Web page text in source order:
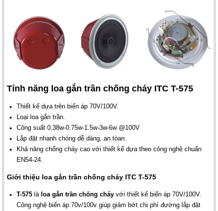
Tính năng loa gắn trần chống cháy ITC T-575
Thiết kế dựa trên biến áp 70V/100V.
Loại loa gắn trần.
Công suất 0.38w-0.75w-1.5w-3w-6w @100V
Lắp đặt nhanh chóng dễ dàng, an tòan.
Khả năng chống cháy cao với thiết kế dựa theo công nghệ chuẩn
EN54-24.
Giới thiệu loa gắn trần chống cháy ITC T-575
T-575 là loa gắn trần chống cháy với thiết kế biến áp 70V/100V.
Công nghệ biến áp 70v/100v giúp giảm bớt chi phí đường lắp đặt